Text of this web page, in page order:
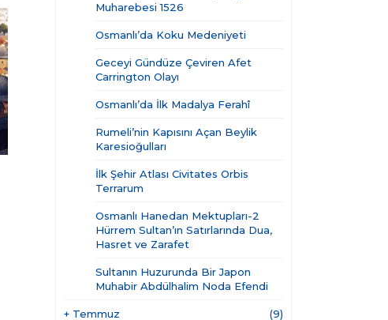
Muharebesi 1526
Osmanlı’da Koku Medeniyeti
Geceyi Gündüze Çeviren Afet
Carrington Olayı
Osmanlı’da İlk Madalya Ferahî
Rumeli’nin Kapısını Açan Beylik
Karesioğulları
İlk Şehir Atlası Civitates Orbis
Terrarum
Osmanlı Hanedan Mektupları-2
Hürrem Sultan’ın Satırlarında Dua,
Hasret ve Zarafet
Sultanın Huzurunda Bir Japon
Muhabir Abdülhalim Noda Efendi
+ Temmuz (9)